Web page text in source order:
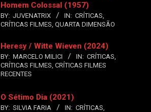
Homem Colossal (1957)
BY: JUVENATRIX IN: CRÍTICAS,
CRÍTICAS FILMES, QUARTA DIMENSÃO
Heresy / Witte Wieven (2024)
BY: MARCELO MILICI IN: CRÍTICAS,
CRÍTICAS FILMES, CRÍTICAS FILMES
RECENTES
O Sétimo Dia (2021)
BY: SILVIA FARIA IN: CRÍTICAS,